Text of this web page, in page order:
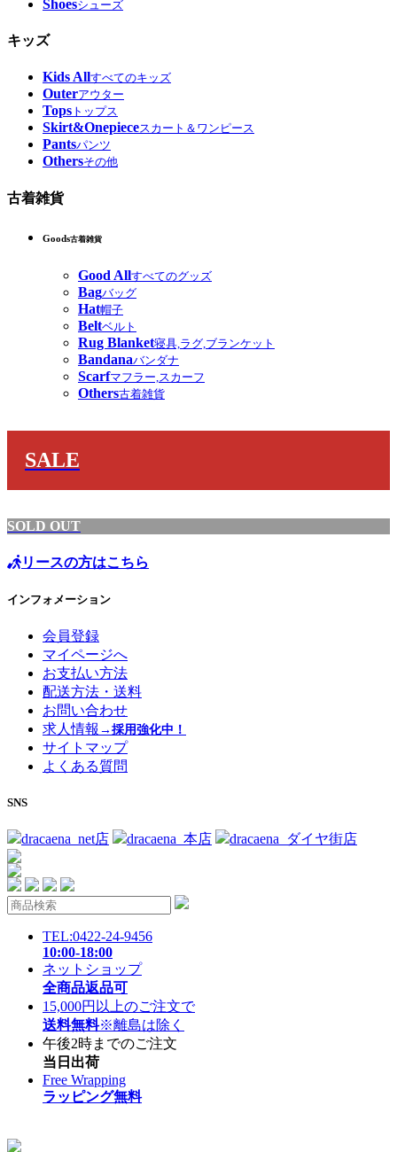
Shoesシューズ
キッズ
Kids Allすべてのキッズ
Outerアウター
Tops トップス
Skirt&Onepieceスカート＆ワンピース
Pantsパンツ
Othersその他
古着雑貨
Goods古着雑貨
Good Allすべてのグッズ
Bagバッグ
Hat帽子
Beltベルト
Rug Blanket寝具,ラグ,ブランケット
Bandanaバンダナ
Scarfマフラー,スカーフ
Others古着雑貨
SALE
SOLD OUT
リースの方はこちら
インフォメーション
会員登録
マイページへ
お支払い方法
配送方法・送料
お問い合わせ
求人情報 →採用強化中！
サイトマップ
よくある質問
SNS
dracaena_net店 dracaena_本店 dracaena_ダイヤ街店
TEL:0422-24-9456
10:00-18:00
ネットショップ
全商品返品可
15,000円以上のご注文で
送料無料※離島は除く
午後2時までのご注文
当日出荷
Free Wrapping
ラッピング無料